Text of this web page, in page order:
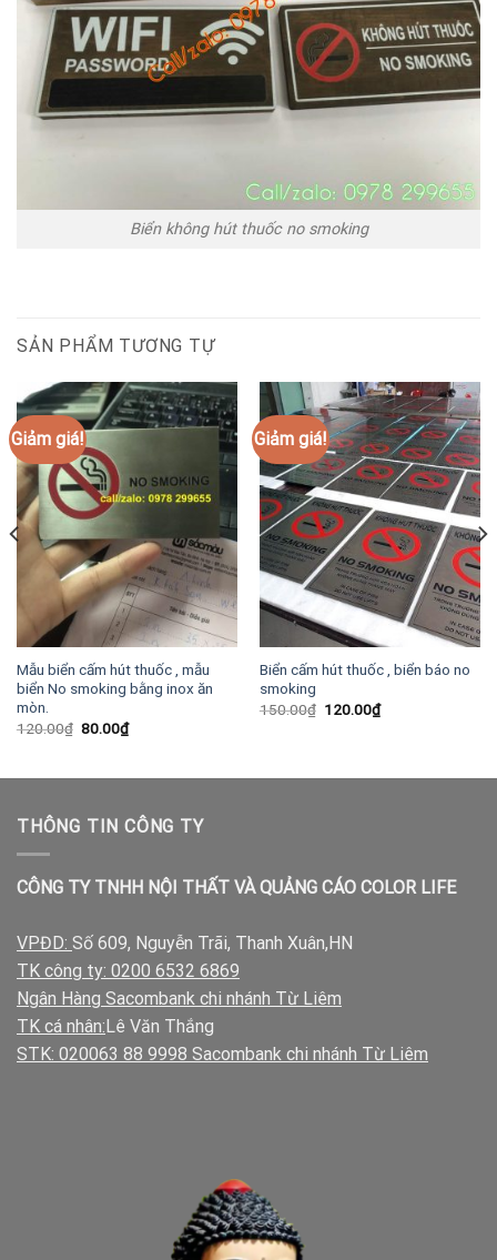
Biển không hút thuốc no smoking
SẢN PHẨM TƯƠNG TỰ
Giảm giá!
Mẫu biển cấm hút thuốc , mẫu
biển No smoking bằng inox ăn
mòn.
120.00₫ Giá
80.00₫Giá
hiện
80.00₫.
Giảm giá!
Biển cấm hút thuốc , biển báo no
smoking
150.00₫ Giá
120.00₫Giá
hiện
THÔNG TIN CÔNG TY
CÔNG TY TNHH NỘI THẤT VÀ QUẢNG CÁO COLOR LIFE
VPĐD: Số 609, Nguyễn Trãi, Thanh Xuân,HN
TK công ty: 0200 6532 6869
Ngân Hàng Sacombank chi nhánh Từ Liêm
TK cá nhân:Lê Văn Thắng
STK: 020063 88 9998 Sacombank chi nhánh Từ Liêm